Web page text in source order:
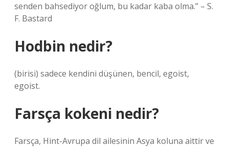
senden bahsediyor oğlum, bu kadar kaba olma.” – S.
F. Bastard
Hodbin nedir?
(birisi) sadece kendini düşünen, bencil, egoist,
egoist.
Farsça kokeni nedir?
Farsça, Hint-Avrupa dil ailesinin Asya koluna aittir ve